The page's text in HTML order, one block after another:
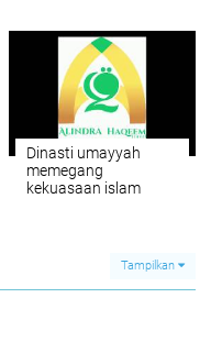
Soumokil
Dinasti umayyah
memegang
kekuasaan islam
Tampilkan